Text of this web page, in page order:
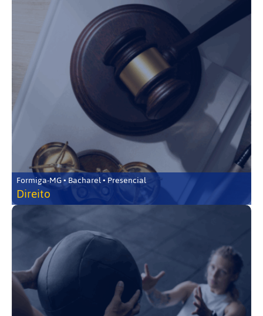
Formiga-MG • Bacharel • Presencial
Direito